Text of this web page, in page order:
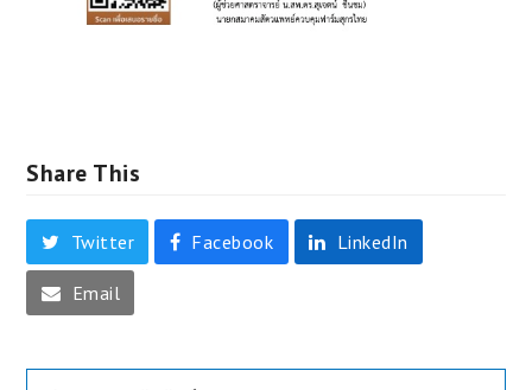
Share This
Twitter Facebook LinkedIn
Email